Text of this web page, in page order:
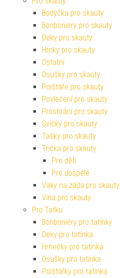
Bodýčka pro skauty
Bonboniéry pro skauty
Deky pro skauty
Hrnky pro skauty
Ostatní
Osušky pro skauty
Polštáře pro skauty
Povlečení pro skauty
Prostírání pro skauty
Svíčky pro skauty
Tašky pro skauty
Trička pro skauty
Pro děti
Pro dospělé
Vaky na záda pro skauty
Vína pro skauty
Pro Taťku
Bonboniéry pro tatínky
Deky pro tatínka
Hrnečky pro tatínka
Osušky pro tatínka
Polštářky pro tatínka